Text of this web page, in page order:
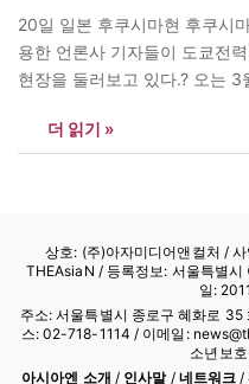
20일 일본 후쿠시마현 후쿠시
용한 언론사 기자들이 도쿄전
현장을 둘러보고 있다.? 오는 3
에서 일하던 근로자 4명이 백
에서 일하는 근로자 3000여
더 읽기 »
상호: (주)아자미디어앤컬처 /
THEAsiaN / 등록정보: 서울특별
일:
주소: 서울특별시 종로구 혜화로
스: 02-718-1114 / 이메일:
소년보
아시아엔 소개 / 인사말/ 네트워크 /